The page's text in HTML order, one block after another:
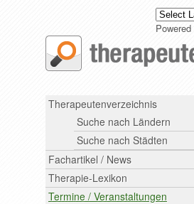
Powered
Therapeutenverzeichnis
Suche nach Ländern
Suche nach Städten
Fachartikel / News
Therapie-Lexikon
Termine / Veranstaltungen